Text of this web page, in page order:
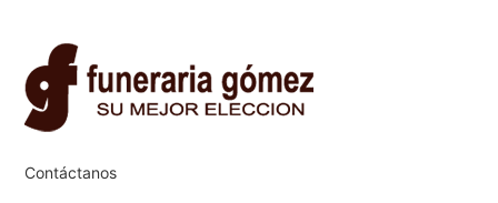
Contáctanos